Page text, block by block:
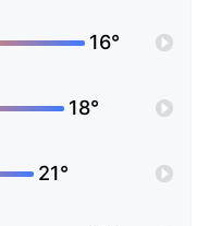
16°
18°
21°